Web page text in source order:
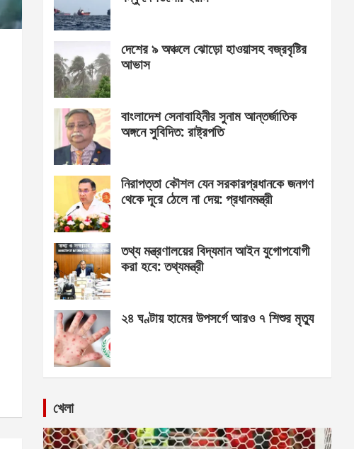
দেশের ৯ অঞ্চলে ঝোড়ো হাওয়াসহ বজ্রবৃষ্টির
আভাস
বাংলাদেশ সেনাবাহিনীর সুনাম আন্তর্জাতিক
অঙ্গনে সুবিদিত: রাষ্ট্রপতি
নিরাপত্তা কৌশল যেন সরকারপ্রধানকে জনগণ
থেকে দূরে ঠেলে না দেয়: প্রধানমন্ত্রী
তথ্য মন্ত্রণালয়ের বিদ্যমান আইন যুগোপযোগী
করা হবে: তথ্যমন্ত্রী
২৪ ঘণ্টায় হামের উপসর্গে আরও ৭ শিশুর মৃত্যু
খেলা